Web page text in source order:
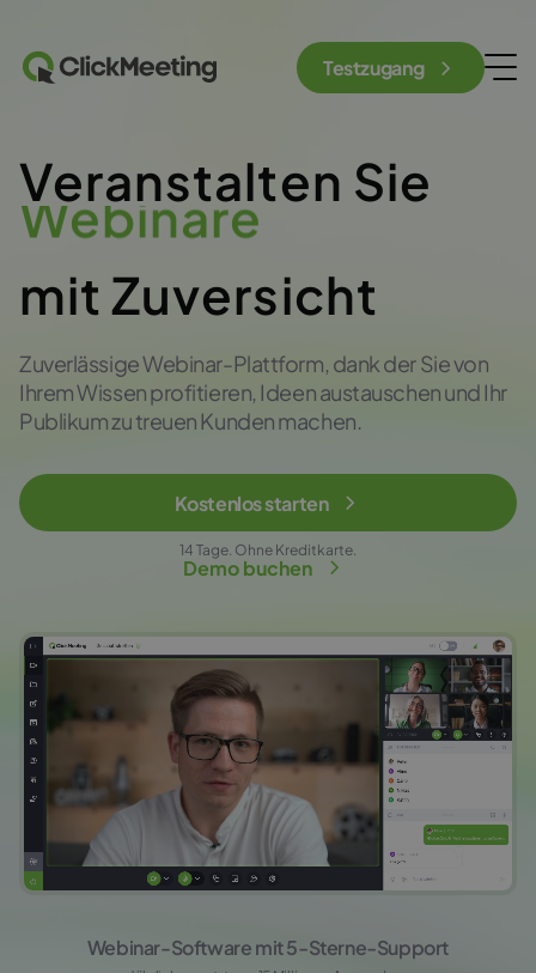
Testzugang
Veranstalten Sie
Meetings
mit Zuversicht
Zuverlässige Webinar-Plattform, dank der Sie von
Ihrem Wissen profitieren, Ideen austauschen und Ihr
Publikum zu treuen Kunden machen.
Kostenlos starten
14 Tage. Ohne Kreditkarte.
Demo buchen
Webinar-Software mit 5‑Sterne‑Support